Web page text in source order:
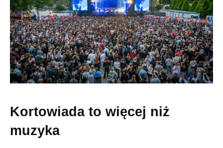
Kortowiada to więcej niż
muzyka